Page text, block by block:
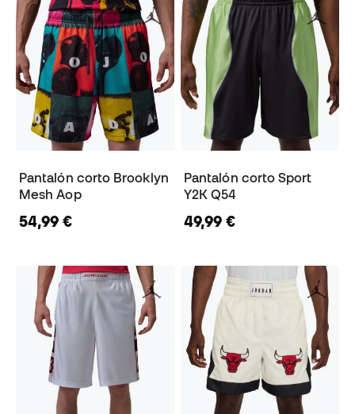
Pantalón corto Brooklyn
Mesh Aop
54,99 €
Pantalón corto Sport
Y2K Q54
49,99 €